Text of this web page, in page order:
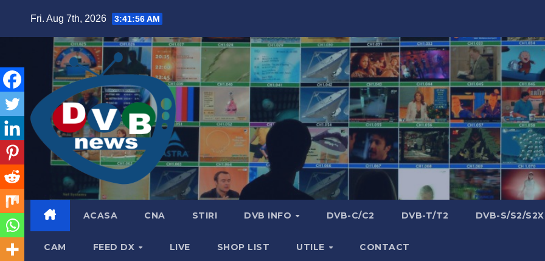
Fri. Aug 7th, 2026 3:41:57 AM
ACASA CNA STIRI DVB INFO DVB-C/C2 DVB-T/T2 DVB-S/S2/S2X
CAM FEED DX LIVE SHOP LIST UTILE CONTACT